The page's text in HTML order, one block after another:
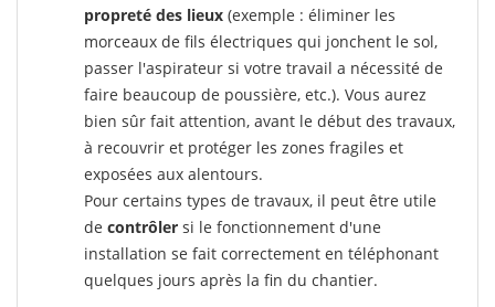
propreté des lieux (exemple : éliminer les
morceaux de fils électriques qui jonchent le sol,
passer l'aspirateur si votre travail a nécessité de
faire beaucoup de poussière, etc.). Vous aurez
bien sûr fait attention, avant le début des travaux,
à recouvrir et protéger les zones fragiles et
exposées aux alentours.
Pour certains types de travaux, il peut être utile
de contrôler si le fonctionnement d'une
installation se fait correctement en téléphonant
quelques jours après la fin du chantier.